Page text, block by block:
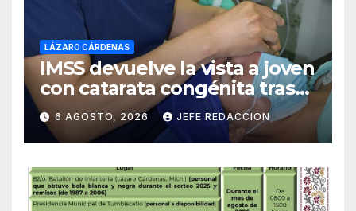
LÁZARO CÁRDENAS
IMSS devuelve la vista a joven
con catarata congénita tras
23 años de limitación visual
6 AGOSTO, 2026 JEFE REDACCION